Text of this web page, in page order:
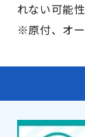
れない可能
※原付、オー